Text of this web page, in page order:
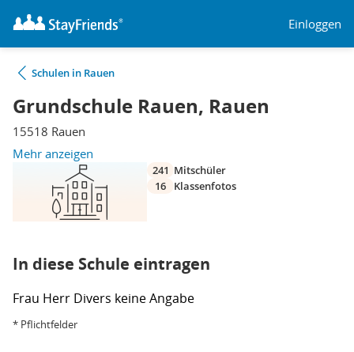
Einloggen
Schulen in Rauen
Grundschule Rauen, Rauen
15518 Rauen
Mehr anzeigen
241 Mitschüler
16
Klassenfotos
In diese Schule eintragen
Frau Herr Divers keine Angabe
* Pflichtfelder